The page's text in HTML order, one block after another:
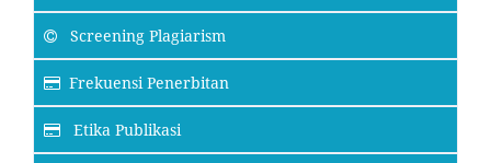
Screening Plagiarism
Frekuensi Penerbitan
Etika Publikasi